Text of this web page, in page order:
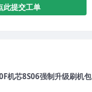
此提交工单
机芯8S06强制升级刷机包